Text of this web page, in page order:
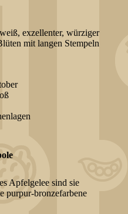
exzellenter, würziger
mit langen Stempeln
Apfelgelee sind sie
purpur-bronzefarbene